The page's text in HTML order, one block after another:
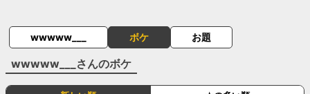
wwwww___ ボケ お題
wwwww___ さんのボケ